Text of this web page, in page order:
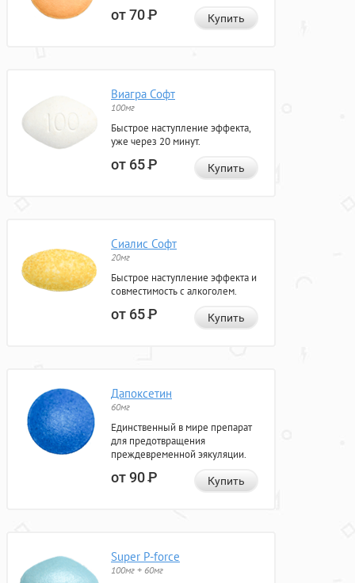
от 70Р Купить
Виагра Софт
100мг
Быстрое наступление эффекта,
уже через 20 минут.
от 65Р Купить
Сиалис Софт
20мг
Быстрое наступление эффекта и
совместимость с алкоголем.
от 65Р Купить
Дапоксетин
60мг
Единственный в мире препарат
для предотвращения
преждевременной эякуляции.
от 90Р Купить
Super P-force
100мг + 60мг